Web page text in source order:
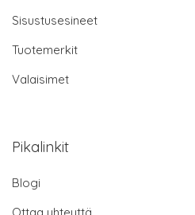
Sisustusesineet
Tuotemerkit
Valaisimet
Pikalinkit
Blogi